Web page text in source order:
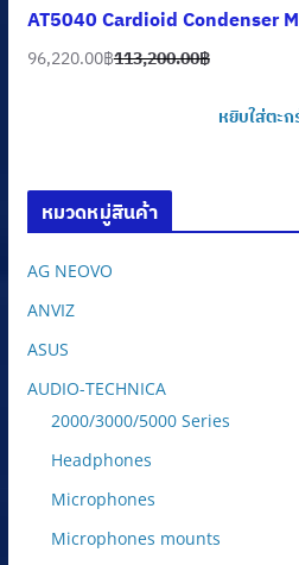
AT5040 Cardioid Condenser
113,200.00฿
Original
96,220.00฿
Current
หยิบใส่ตะก
หมวดหมู่สินค้า
AG NEOVO
ANVIZ
ASUS
AUDIO-TECHNICA
2000/3000/5000 Series
Headphones
Microphones
Microphones mounts